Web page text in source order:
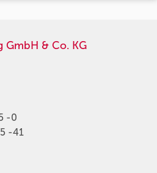
GmbH & Co. KG
-0
-41